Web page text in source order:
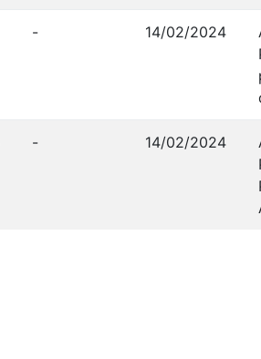
- 14/02/2024
- 14/02/2024